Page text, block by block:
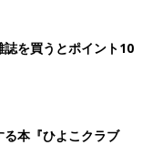
異なる場合がありま
はこちら
を買うとポイント10
本『ひよこクラブ